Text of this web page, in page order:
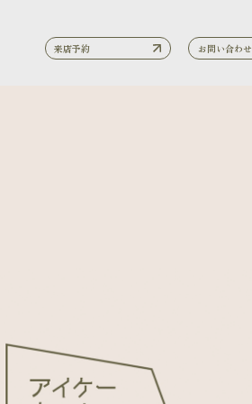
来店予約 お問い合わせ